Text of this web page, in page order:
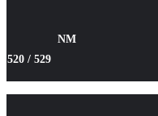
NM
520 / 529